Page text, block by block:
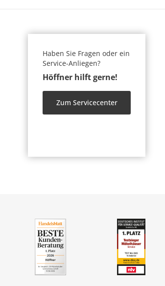
Haben Sie Fragen oder ein
Service-Anliegen?
Höffner hilft gerne!
Zum Servicecenter